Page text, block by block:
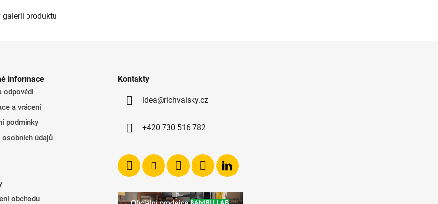
galerii produktu
informace
odpovědi
a vrácení
podmínky
osobních údajů
obchodu
Kontakty
idea@richvalsky.cz
+420 730 516 782